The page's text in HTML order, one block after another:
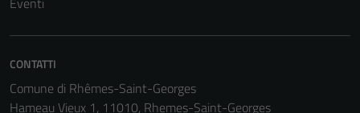
CONTATTI
Comune di Rhêmes-Saint-Georges
Hameau Vieux 1, 11010, Rhemes-Saint-Georges